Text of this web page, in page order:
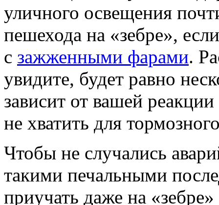
уличного освещения
пешехода на «зебре»,
с зажженными фарами.
увидите, будет равно
зависит от вашей
не хватить для
Чтобы не случались
такими печальными
приучать даже на